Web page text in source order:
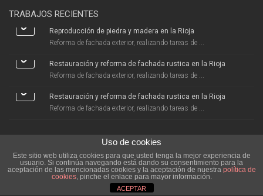
TRABAJOS RECIENTES
Reproducción de piedra y madera en la Rioja
Reforma de fachada exterior, realizando tareas de ...
Restauración y reforma de fachada rustica en la Rioja
Reforma de fachada exterior, realizando tareas de ...
Restauración y reforma de fachada rustica en la Rioja
Reforma de fachada exterior, realizando tareas de ...
Decoraciones Aceña 2025 - Todos los derechos reservados
Nosotros
Servicios Portfolio Fabricantes Blog
Uso de cookies
Este sitio web utiliza cookies para que usted tenga la mejor experiencia de
usuario. Si continúa navegando está dando su consentimiento para la
aceptación de las mencionadas cookies y la aceptación de nuestra política de
cookies, pinche el enlace para mayor información.
ACEPTAR